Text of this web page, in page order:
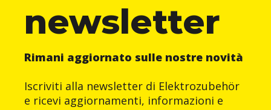
newsletter
Rimani aggiornato sulle nostre novità
Iscriviti alla newsletter di Elektrozubehör
e ricevi aggiornamenti, informazioni e